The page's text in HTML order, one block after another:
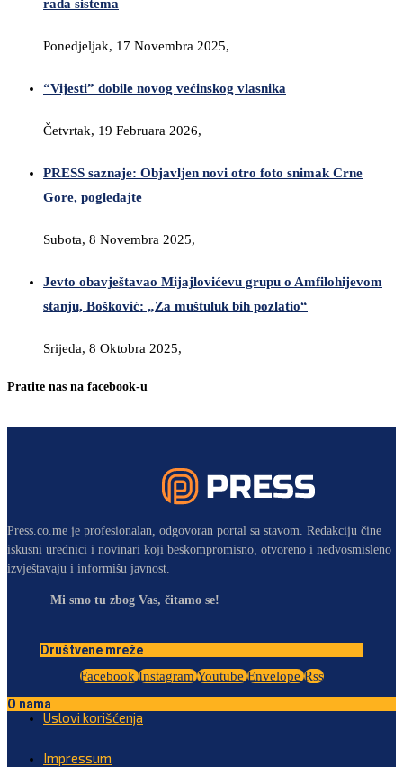
rada sistema
Ponedjeljak, 17 Novembra 2025,
“Vijesti” dobile novog većinskog vlasnika
Četvrtak, 19 Februara 2026,
PRESS saznaje: Objavljen novi otro foto snimak Crne
Gore, pogledajte
Subota, 8 Novembra 2025,
Jevto obavještavao Mijajlovićevu grupu o Amfilohijevom
stanju, Bošković: „Za muštuluk bih pozlatio“
Srijeda, 8 Oktobra 2025,
Pratite nas na facebook-u
Press.co.me je profesionalan, odgovoran portal sa stavom. Redakciju čine
iskusni urednici i novinari koji beskompromisno, otvoreno i nedvosmisleno
izvještavaju i informišu javnost.
Mi smo tu zbog Vas, čitamo se!
Društvene mreže
Facebook Instagram Youtube Envelope Rss
O nama
Uslovi korišćenja
Impressum